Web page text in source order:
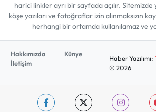
harici linkler ayrı bir sayfada açılır. Sitemizde
köşe yazıları ve fotoğraflar izin alınmaksızın
herhangi bir ortamda kullanılamaz ve
Hakkımızda
Künye
İletişim
Haber Yazılımı:
© 2026